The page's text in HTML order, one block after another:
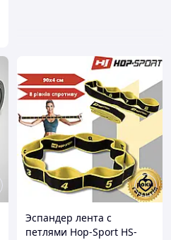
Эспандер лента с
петлями Hop-Sport HS-